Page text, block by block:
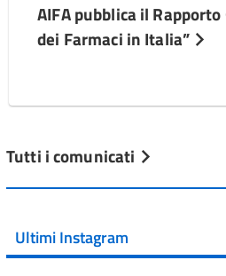
AIFA pubblica il Rapporto
dei Farmaci in Italia”
Tutti i comunicati
Ultimi Instagram